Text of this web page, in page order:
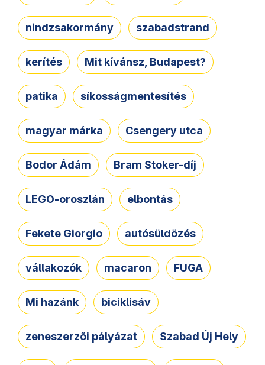
nindzsakormány szabadstrand
kerítés Mit kívánsz, Budapest?
patika síkosságmentesítés
magyar márka Csengery utca
Bodor Ádám Bram Stoker-díj
LEGO-oroszlán elbontás
Fekete Giorgio autósüldözés
vállakozók macaron FUGA
Mi hazánk biciklisáv
zeneszerzői pályázat Szabad Új Hely